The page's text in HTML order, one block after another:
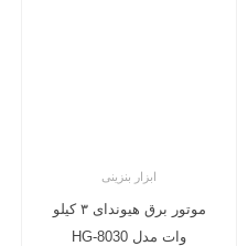
ابزار بنزینی
موتور برق هیوندای ۳ کیلو
وات مدل HG-8030